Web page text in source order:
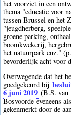
het voorziet in een
thema "educatie voor
tussen Brussel en het
"jeugdherberg,
groene parking,
boomkwekerij,
het natuurpark enz."
bevorderlijk acht voor
Overwegende dat het
goedgekeurd bij
6 juni 2019 (B.S. van
Bosvoorde eveneens
gekenmerkt door de